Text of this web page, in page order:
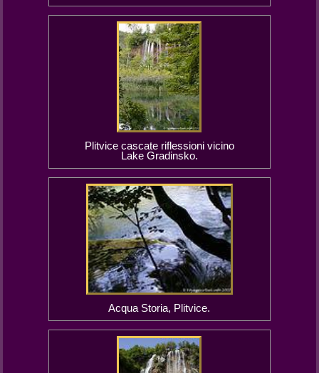
Plitvice cascate riflessioni vicino
Lake Gradinsko.
Acqua Storia, Plitvice.